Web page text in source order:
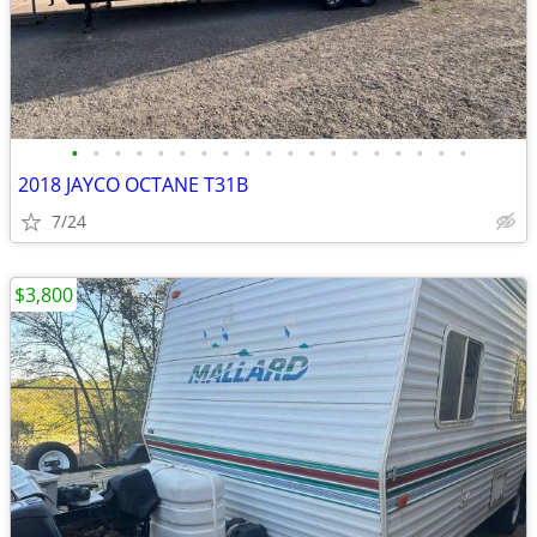
• • • • • • • • • • • • • • • • • • •
2018 JAYCO OCTANE T31B
7/24
$3,800